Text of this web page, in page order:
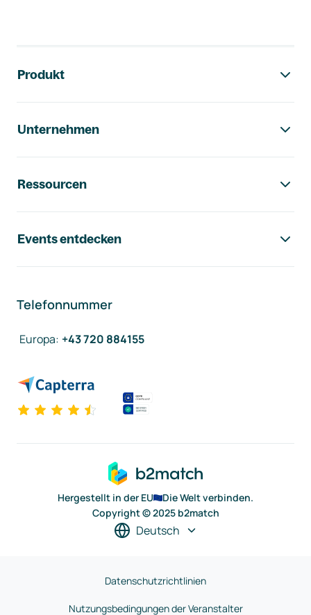
Produkt
Unternehmen
Ressourcen
Events entdecken
Telefonnummer
Europa: +43 720 884155
Hergestellt in der EU
Die Welt verbinden.
Copyright © 2025 b2match
Deutsch
Datenschutzrichtlinien
Nutzungsbedingungen der Veranstalter